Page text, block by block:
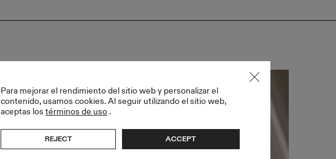
Para mejorar el rendimiento del sitio web y personalizar el
contenido, usamos cookies. Al seguir utilizando el sitio web,
aceptas los términos de uso.
REJECT ACCEPT